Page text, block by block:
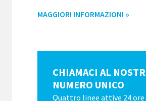
MAGGIORI INFORMAZIONI »
CHIAMACI AL
NUMERO UNICO
Quattro linee attive 24 ore